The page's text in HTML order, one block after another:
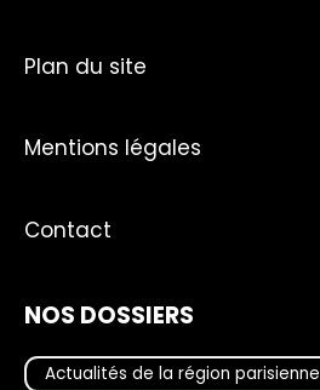
Plan du site
Mentions légales
Contact
NOS DOSSIERS
Actualités de la région parisienne